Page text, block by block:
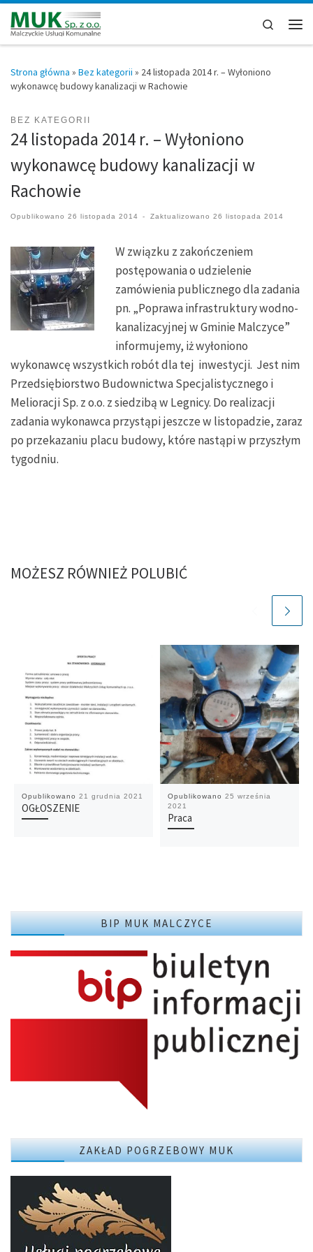
Przejdź do treści
Search
Strona główna » Bez kategorii » 24 listopada 2014 r. – Wyłoniono
wykonawcę budowy kanalizacji w Rachowie
BEZ KATEGORII
24 listopada 2014 r. – Wyłoniono
wykonawcę budowy kanalizacji w
Rachowie
Opublikowano 26 listopada 2014 - Zaktualizowano 26 listopada 2014
W związku z zakończeniem
postępowania o udzielenie
zamówienia publicznego dla zadania
pn. „Poprawa infrastruktury wodno-
kanalizacyjnej w Gminie Malczyce”
informujemy, iż wyłoniono
wykonawcę wszystkich robót dla tej inwestycji. Jest nim
Przedsiębiorstwo Budownictwa Specjalistycznego i
Melioracji Sp. z o.o. z siedzibą w Legnicy. Do realizacji
zadania wykonawca przystąpi jeszcze w listopadzie, zaraz
po przekazaniu placu budowy, które nastąpi w przyszłym
tygodniu.
MOŻESZ RÓWNIEŻ POLUBIĆ
Opublikowano21 grudnia 2021
OGŁOSZENIE
Opublikowano25 września
2021
Praca
BIP MUK MALCZYCE
ZAKŁAD POGRZEBOWY MUK